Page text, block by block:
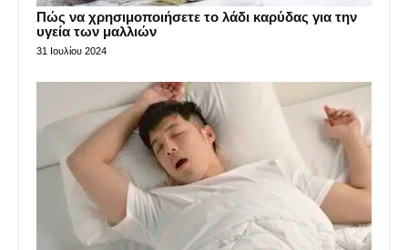
Πώς να χρησιμοποιήσετε το λάδι καρύδας για την
υγεία των μαλλιών
31 Ιουλίου 2024